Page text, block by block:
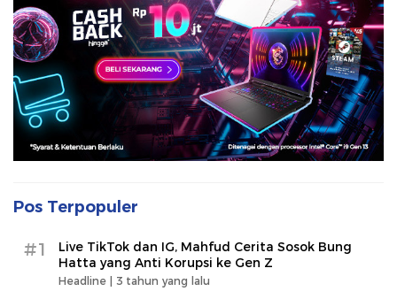
Pos Terpopuler
#1
Live TikTok dan IG, Mahfud Cerita Sosok Bung
Hatta yang Anti Korupsi ke Gen Z
Headline | 3 tahun yang lalu